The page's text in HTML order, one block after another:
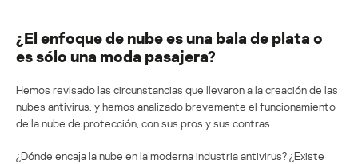
¿El enfoque de nube es una bala de plata o
es sólo una moda pasajera?
Hemos revisado las circunstancias que llevaron a la creación de las
nubes antivirus, y hemos analizado brevemente el funcionamiento
de la nube de protección, con sus pros y sus contras.
¿Dónde encaja la nube en la moderna industria antivirus? ¿Existe